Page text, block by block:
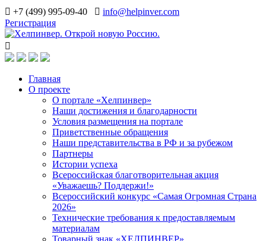
+7 (499) 995-09-40
info@helpinver.com
Регистрация
Главная
О проекте
О портале «Хелпинвер»
Наши достижения и благодарности
Условия размещения на портале
Приветственные обращения
Наши представительства в РФ и за рубежом
Партнеры
Истории успеха
Всероссийская благотворительная акция
«Уважаешь? Поддержи!»
Всероссийский конкурс «Самая Огромная Страна
2026»
Технические требования к предоставляемым
материалам
Товарный знак «ХЕЛПИНВЕР»